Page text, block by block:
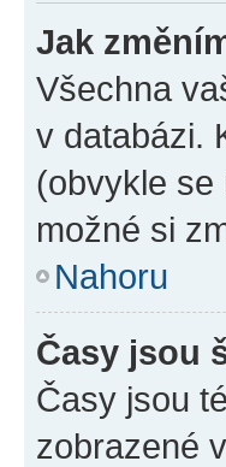
Jak
Všechna
v databázi.
(obvykle
možné si
Nahoru
Časy jsou
Časy jsou
zobrazené